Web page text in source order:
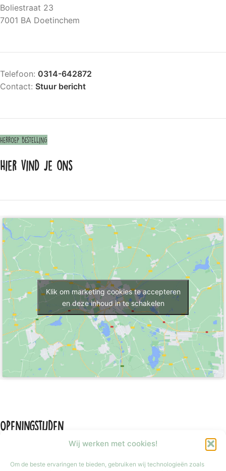
Wij werken met cookies!
Om de beste ervaringen te bieden, gebruiken wij technologieën zoals
Boliestraat 23
7001 BA Doetinchem
Telefoon: 0314-642872
Contact: Stuur bericht
Herroep bestelling
Hier vind je ons
Klik om marketing cookies te accepteren
en deze inhoud in te schakelen
Openingstijden